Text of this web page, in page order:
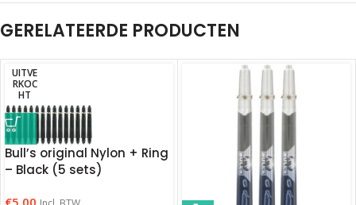
GERELATEERDE PRODUCTEN
UITVE
RKOC
HT
Bull’s original Nylon + Ring
– Black (5 sets)
€5.00